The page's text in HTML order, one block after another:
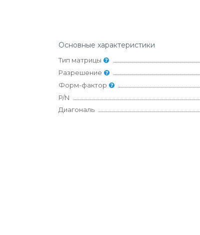
Основные характеристики
Тип матрицы
Разрешение
Форм-фактор
P/N
Диагональ